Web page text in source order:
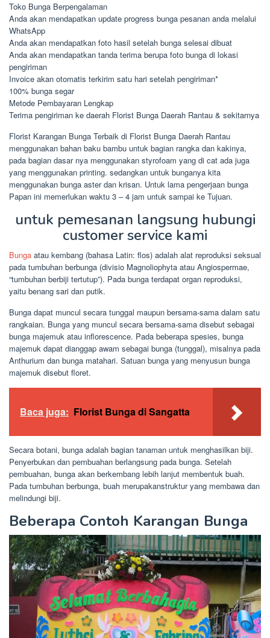
Toko Bunga Berpengalaman
Anda akan mendapatkan update progress bunga pesanan anda melalui
WhatsApp
Anda akan mendapatkan foto hasil setelah bunga selesai dibuat
Anda akan mendapatkan tanda terima berupa foto bunga di lokasi
pengiriman
Invoice akan otomatis terkirim satu hari setelah pengiriman*
100% bunga segar
Metode Pembayaran Lengkap
Terima pengiriman ke daerah Florist Bunga Daerah Rantau & sekitarnya
Florist Karangan Bunga Terbaik di Florist Bunga Daerah Rantau
menggunakan bahan baku bambu untuk bagian rangka dan kakinya,
pada bagian dasar nya menggunakan styrofoam yang di cat ada juga
yang menggunakan printing. sedangkan untuk bunganya kita
menggunakan bunga aster dan krisan. Untuk lama pengerjaan bunga
Papan ini memerlukan waktu 3 – 4 jam untuk sampai ke Tujuan.
untuk pemesanan langsung hubungi
customer service kami
Bunga atau kembang (bahasa Latin: flos) adalah alat reproduksi seksual
pada tumbuhan berbunga (divisio Magnoliophyta atau Angiospermae,
“tumbuhan berbiji tertutup”). Pada bunga terdapat organ reproduksi,
yaitu benang sari dan putik.
Bunga dapat muncul secara tunggal maupun bersama-sama dalam satu
rangkaian. Bunga yang muncul secara bersama-sama disebut sebagai
bunga majemuk atau inflorescence. Pada beberapa spesies, bunga
majemuk dapat dianggap awam sebagai bunga (tunggal), misalnya pada
Anthurium dan bunga matahari. Satuan bunga yang menyusun bunga
majemuk disebut floret.
Baca juga: Florist Bunga di Sangatta
Secara botani, bunga adalah bagian tanaman untuk menghasilkan biji.
Penyerbukan dan pembuahan berlangsung pada bunga. Setelah
pembuahan, bunga akan berkembang lebih lanjut membentuk buah.
Pada tumbuhan berbunga, buah merupakanstruktur yang membawa dan
melindungi biji.
Beberapa Contoh Karangan Bunga